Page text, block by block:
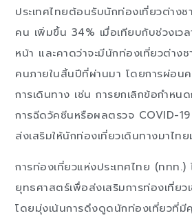
ประเทศไทยต้อนรับนักท่องเที่ยวต่าง
คน เพิ่มขึ้น 34% เมื่อเทียบกับช่วงเว
หน้า และคาดว่าจะมีนักท่องเที่ยวต่า
คนภายในสิ้นปีที่ผ่านมา โดยการผ่อน
การเดินทาง เช่น การยกเลิกข้อกำหน
การฉีดวัคซีนหรือผลตรวจ COVID-19
ส่งเสริมให้นักท่องเที่ยวเดินทางมาไท
การท่องเที่ยวแห่งประเทศไทย (ททท.)
ยุทธศาสตร์เพื่อส่งเสริมการท่องเที่ย
โดยมุ่งเน้นการดึงดูดนักท่องเที่ยวที่